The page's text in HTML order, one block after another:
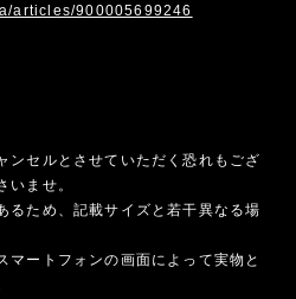
articles/900005699246
ンセルとさせていただく恐れもござ
いませ。
るため、記載サイズと若干異なる場
マートフォンの画面によって実物と